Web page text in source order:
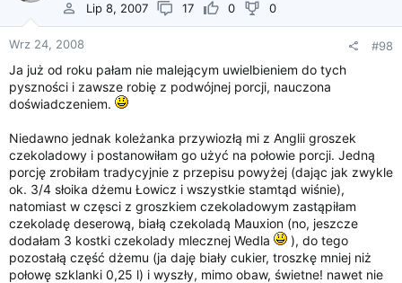
Lip 8, 2007
17 0 0
Wrz 24, 2008 #98
Ja już od roku pałam nie malejącym uwielbieniem do tych
pyszności i zawsze robię z podwójnej porcji, nauczona
doświadczeniem.
Niedawno jednak koleżanka przywiozłą mi z Anglii groszek
czekoladowy i postanowiłam go użyć na połowie porcji. Jedną
porcję zrobiłam tradycyjnie z przepisu powyżej (dając jak zwykle
ok. 3/4 słoika dżemu Łowicz i wszystkie stamtąd wiśnie),
natomiast w częsci z groszkiem czekoladowym zastąpiłam
czekoladę deserową, białą czekoladą Mauxion (no, jeszcze
dodałam 3 kostki czekolady mlecznej Wedla
), do tego
pozostałą część dżemu (ja daję biały cukier, troszkę mniej niż
połowę szklanki 0,25 l) i wyszły, mimo obaw, świetne! nawet nie